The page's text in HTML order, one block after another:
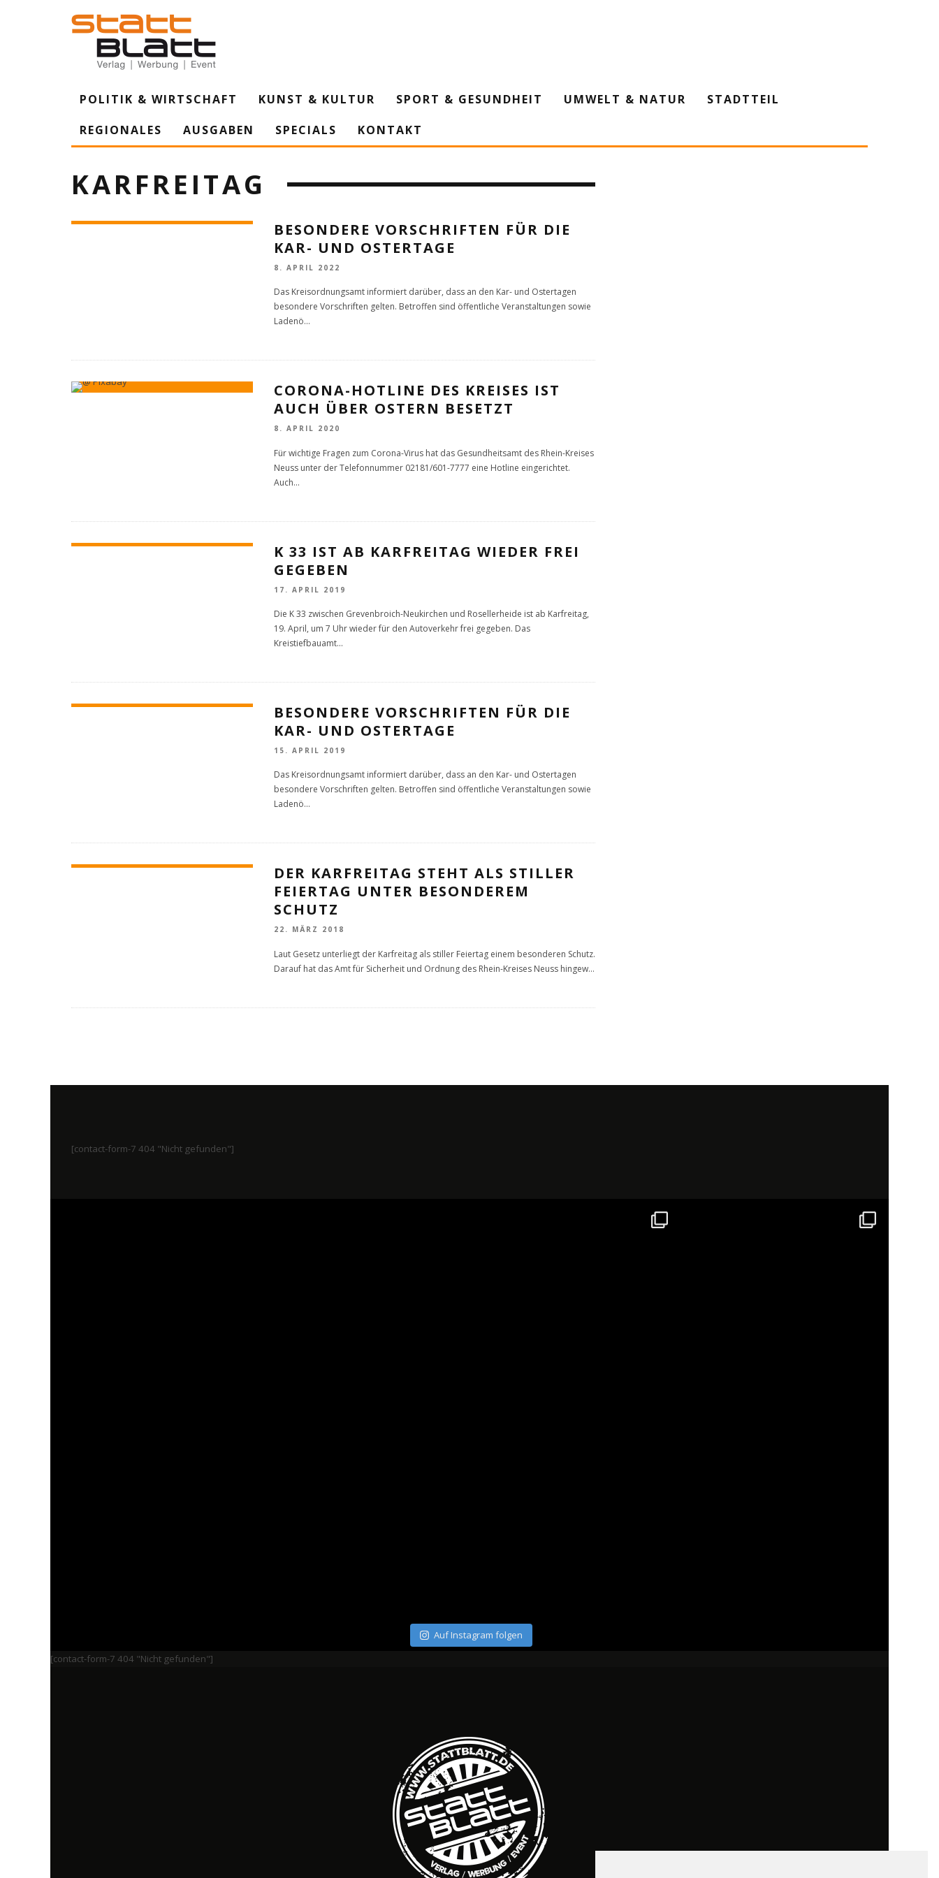
POLITIK & WIRTSCHAFT KUNST & KULTUR SPORT & GESUNDHEIT UMWELT & NATUR
STADTTEIL
REGIONALES
AUSGABEN SPECIALS KONTAKT
KARFREITAG
BESONDERE VORSCHRIFTEN FÜR DIE
KAR- UND OSTERTAGE
8. APRIL 2022
Das Kreisordnungsamt informiert darüber, dass an den Kar- und Ostertagen
besondere Vorschriften gelten. Betroffen sind öffentliche Veranstaltungen sowie
Ladenö...
CORONA-HOTLINE DES KREISES IST
AUCH ÜBER OSTERN BESETZT
8. APRIL 2020
Für wichtige Fragen zum Corona-Virus hat das Gesundheitsamt des Rhein-Kreises
Neuss unter der Telefonnummer 02181/601-7777 eine Hotline eingerichtet.
Auch...
K 33 IST AB KARFREITAG WIEDER FREI
GEGEBEN
17. APRIL 2019
Die K 33 zwischen Grevenbroich-Neukirchen und Rosellerheide ist ab Karfreitag,
19. April, um 7 Uhr wieder für den Autoverkehr frei gegeben. Das
Kreistiefbauamt...
BESONDERE VORSCHRIFTEN FÜR DIE
KAR- UND OSTERTAGE
15. APRIL 2019
Das Kreisordnungsamt informiert darüber, dass an den Kar- und Ostertagen
besondere Vorschriften gelten. Betroffen sind öffentliche Veranstaltungen sowie
Ladenö...
DER KARFREITAG STEHT ALS STILLER
FEIERTAG UNTER BESONDEREM
SCHUTZ
22. MÄRZ 2018
Laut Gesetz unterliegt der Karfreitag als stiller Feiertag einem besonderen Schutz.
Darauf hat das Amt für Sicherheit und Ordnung des Rhein-Kreises Neuss hingew...
[contact-form-7 404 "Nicht gefunden"]
Auf Instagram folgen
[contact-form-7 404 "Nicht gefunden"]